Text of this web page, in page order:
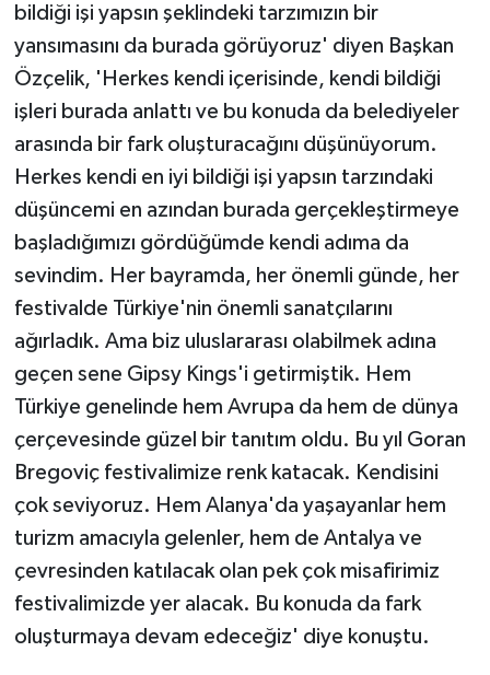
bildiği işi yapsın şeklindeki tarzımızın bir
yansımasını da burada görüyoruz' diyen Başkan
Özçelik, 'Herkes kendi içerisinde, kendi bildiği
işleri burada anlattı ve bu konuda da belediyeler
arasında bir fark oluşturacağını düşünüyorum.
Herkes kendi en iyi bildiği işi yapsın tarzındaki
düşüncemi en azından burada gerçekleştirmeye
başladığımızı gördüğümde kendi adıma da
sevindim. Her bayramda, her önemli günde, her
festivalde Türkiye'nin önemli sanatçılarını
ağırladık. Ama biz uluslararası olabilmek adına
geçen sene Gipsy Kings'i getirmiştik. Hem
Türkiye genelinde hem Avrupa da hem de dünya
çerçevesinde güzel bir tanıtım oldu. Bu yıl Goran
Bregoviç festivalimize renk katacak. Kendisini
çok seviyoruz. Hem Alanya'da yaşayanlar hem
turizm amacıyla gelenler, hem de Antalya ve
çevresinden katılacak olan pek çok misafirimiz
festivalimizde yer alacak. Bu konuda da fark
oluşturmaya devam edeceğiz' diye konuştu.